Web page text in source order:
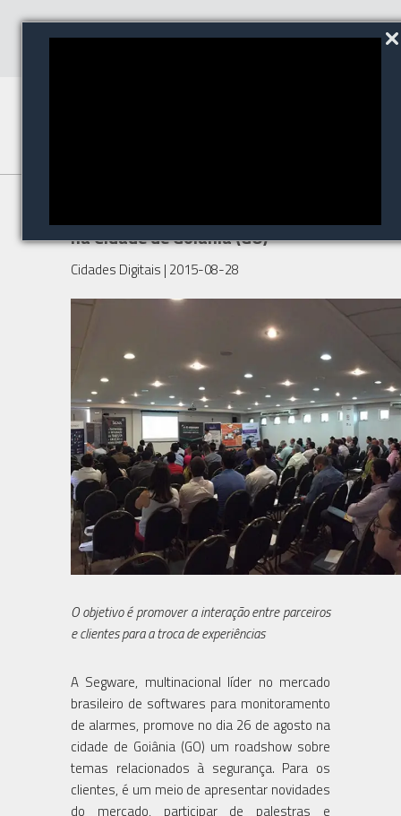
na Cidade de Goiânia (GO)
Cidades Digitais | 2015-08-28
O objetivo é promover a interação entre parceiros
e clientes para a troca de experiências
A Segware, multinacional líder no mercado
brasileiro de softwares para monitoramento
de alarmes, promove no dia 26 de agosto na
cidade de Goiânia (GO) um roadshow sobre
temas relacionados à segurança. Para os
clientes, é um meio de apresentar novidades
do mercado, participar de palestras e